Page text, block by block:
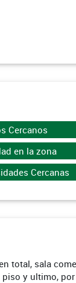
Cercanos
en la zona
Cercanas
total, sala
y ultimo,